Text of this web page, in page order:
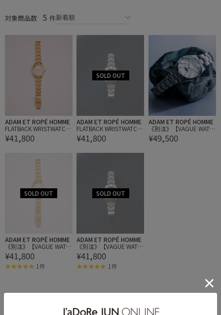
対象商品数 5 件
ADAM ET ROPÉ HOMME
FLATBACK WRISTWATCH
（METAL BRACELET）
¥41,800
ADAM ET ROPÉ HOMME
FLATBACK WRISTWATCH
（METAL BRACELET）
¥41,800
ADAM ET ROPÉ HOMME
《別注》【VAGUE WATC
H CO. for ADAM ET ROP
E'】FLATBACK WRISTWA
¥49,500
ADAM ET ROPÉ HOMME
《別注》【VAGUE WATC
H CO. for ADAM ET ROP
E'】FLATBACK WRISTWA
TCH(METAL BRACELET)
¥41,800
1件
ADAM ET ROPÉ HOMME
《別注》【VAGUE WATC
H CO. for ADAM ET ROP
E'】FLATBACK WRISTWA
TCH(METAL BRACELET)
¥41,800
1件